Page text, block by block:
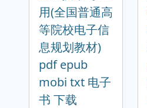
用(全国普通高
等院校电子信
息规划教材)
pdf epub
mobi txt 电子
书 下载